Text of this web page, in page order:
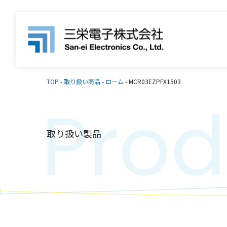
TOP -取り扱い商品- ローム -MCR03EZPFX1503
取り扱い製品